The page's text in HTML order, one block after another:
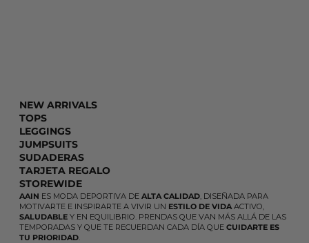
NEW ARRIVALS
TOPS
LEGGINGS
JUMPSUITS
SUDADERAS
TARJETA REGALO
STOREWIDE
AAIN ES MODA DEPORTIVA DE ALTA CALIDAD, DISEÑADA PARA
MOTIVARTE E INSPIRARTE A VIVIR UN ESTILO DE VIDAACTIVO,
SALUDABLE Y EN EQUILIBRIO. PRENDAS QUE VAN MÁS ALLÁ DE LAS
TEMPORADAS Y QUE TE RECUERDAN CADA DÍA QUE CUIDARTE ES
TU PRIORIDAD.